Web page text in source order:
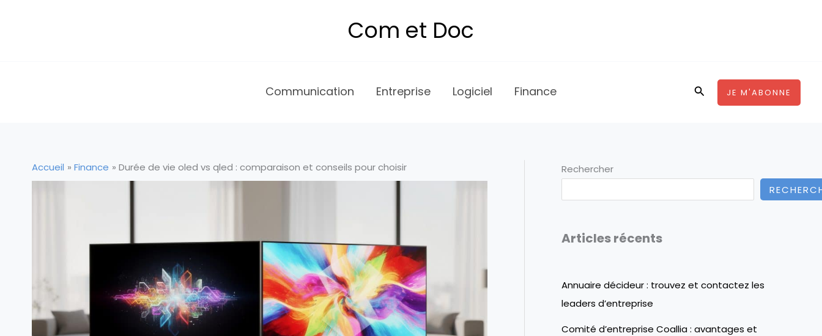
Com et Doc
Communication Entreprise Logiciel Finance RechercherJE M'ABONNE
Accueil Finance Durée de vie oled vs qled : comparaison et conseils pour choisir
Rechercher
Articles récents
Annuaire décideur : trouvez et contactez les
leaders d’entreprise
Comité d’entreprise Coallia : avantages et